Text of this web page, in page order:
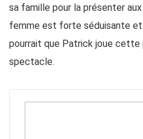
sa famille pour la présenter
femme est forte séduisante
pourrait que Patrick joue cette
spectacle.